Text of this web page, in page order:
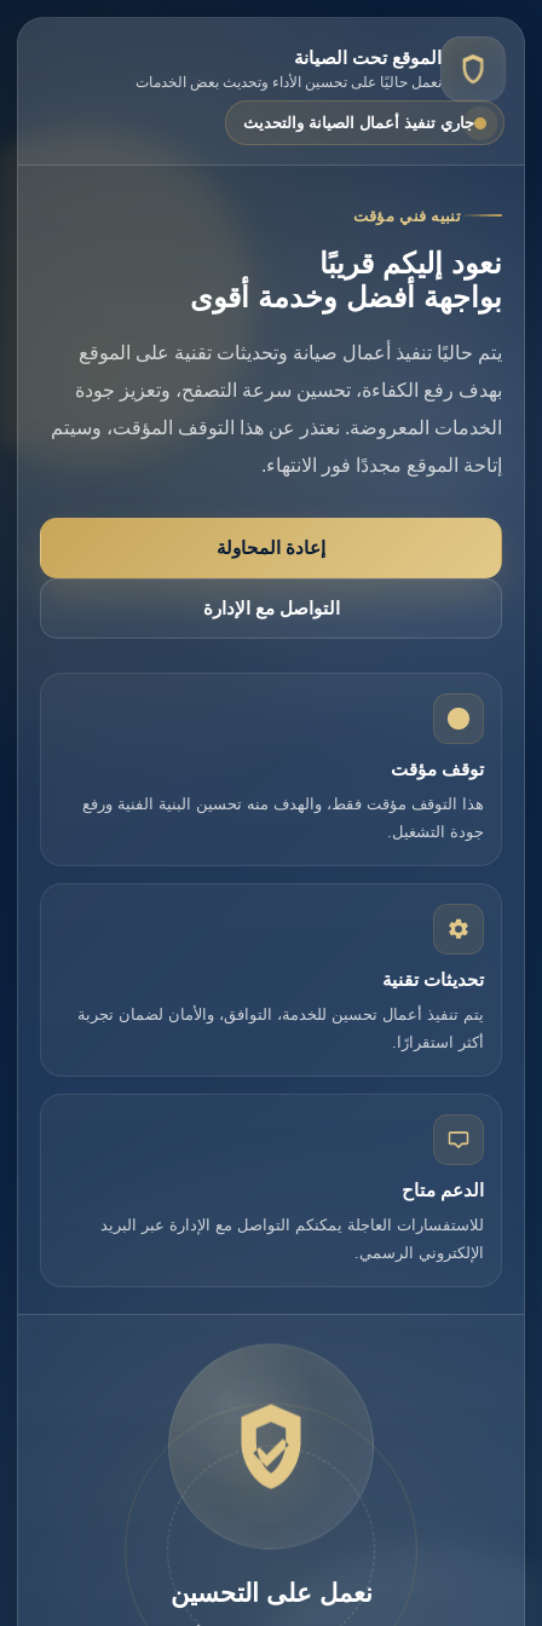
الموقع تحت الصيانة
نعمل حاليًا على تحسين الأداء وتحديث بعض الخدمات
جاري تنفيذ أعمال الصيانة والتحديث
تنبيه فني مؤقت
نعود إليكم قريبًا
بواجهة أفضل وخدمة أقوى
يتم حاليًا تنفيذ أعمال صيانة وتحديثات تقنية على الموقع
بهدف رفع الكفاءة، تحسين سرعة التصفح، وتعزيز جودة
الخدمات المعروضة. نعتذر عن هذا التوقف المؤقت، وسيتم
إتاحة الموقع مجددًا فور الانتهاء.
إعادة المحاولة
التواصل مع الإدارة
توقف مؤقت
هذا التوقف مؤقت فقط، والهدف منه تحسين البنية الفنية ورفع
جودة التشغيل.
تحديثات تقنية
يتم تنفيذ أعمال تحسين للخدمة، التوافق، والأمان لضمان تجربة
أكثر استقرارًا.
الدعم متاح
للاستفسارات العاجلة يمكنكم التواصل مع الإدارة عبر البريد
الإلكتروني الرسمي.
نعمل على التحسين